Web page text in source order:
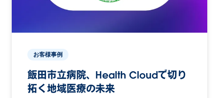
お客様事例
飯田市立病院、Health Cloudで切り
拓く地域医療の未来